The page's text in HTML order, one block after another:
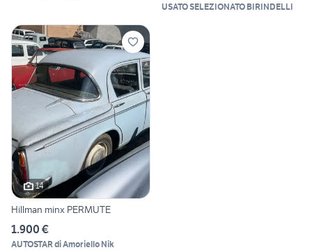
USATO SELEZIONATO BIRINDELLI
14
Hillman minx PERMUTE
1.900 €
AUTOSTAR di Amoriello Nik